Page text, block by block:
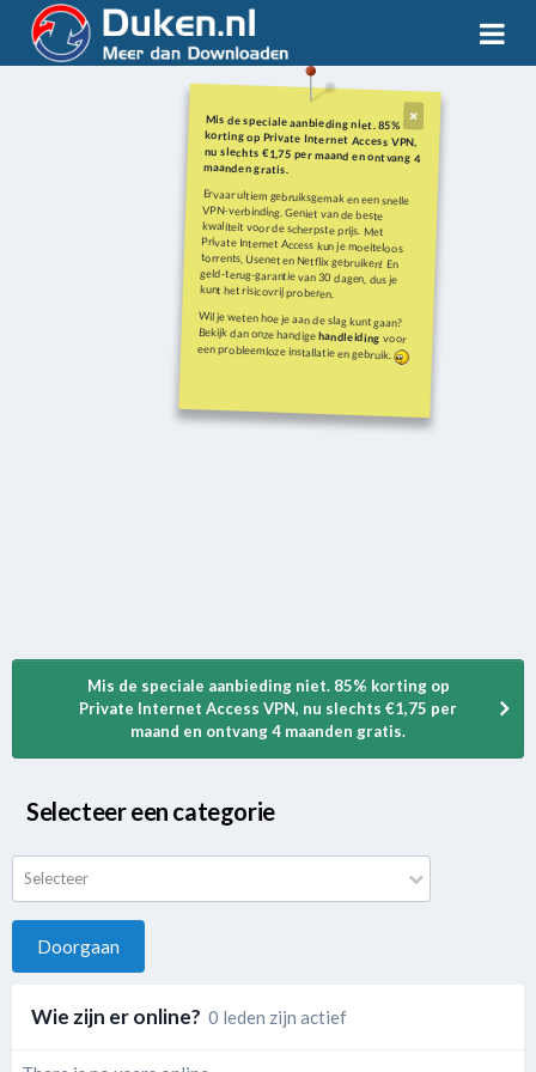
Mis de speciale aanbieding niet. 85%
korting op Private Internet Access VPN,
nu slechts €1,75 per maand en ontvang 4
maanden gratis.
Ervaar ultiem gebruiksgemak en een snelle
VPN-verbinding. Geniet van de beste
kwaliteit voor de scherpste prijs. Met
Private Internet Access kun je moeiteloos
torrents, Usenet en Netflix gebruiken! En
geld-terug-garantie van 30 dagen, dus je
kunt het risicovrij proberen.
Wil je weten hoe je aan de slag kunt gaan?
Bekijk dan onze handigehandleiding voor
een probleemloze installatie en gebruik.
Mis de speciale aanbieding niet. 85% korting op
Private Internet Access VPN, nu slechts €1,75 per
maand en ontvang 4 maanden gratis.
Selecteer een categorie
Selecteer
Doorgaan
Wie zijn er online? 0 leden zijn actief